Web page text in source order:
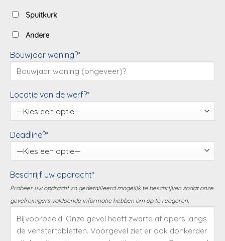
Spuitkurk
Andere
Bouwjaar woning?*
Locatie van de werf?*
Deadline?*
Beschrijf uw opdracht*
Probeer uw opdracht zo gedetailleerd mogelijk te beschrijven zodat onze
gevelreinigers voldoende informatie hebben om op te reageren.